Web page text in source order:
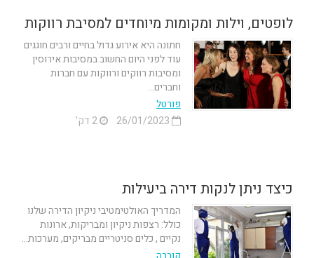
לופטים, וילות ומקומות מיוחדים למסיבת רווקות
חתונה היא אירוע גדול בחיים ורבים חוגגים
עוד לפני היום החשוב במסיבות אירוסין
ומסיבות רווקים ורווקות עם חברות
וחברים...
פורטל
2 דק'
כיצד ניתן לנקות דירה ביעילות
המדריך האולטימטיבי ניקיון הדירה שלנו
כולל: רצפות ניקיון ומבריקות, ארונות
נקיים , כלים סניטריים מבריקים, מערכות...